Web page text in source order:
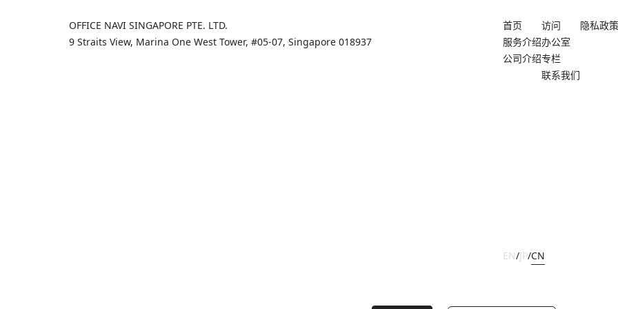
OFFICE NAVI SINGAPORE PTE. LTD.
9 Straits View, Marina One West Tower, #05-07, Singapore 018937
首页
服务介绍
公司介绍
访问
办公室
专栏
联系我们
隐私政
EN/JP/CN